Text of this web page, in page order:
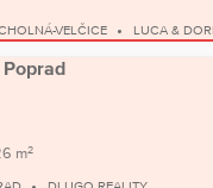
VELČICE LUCA &
m2